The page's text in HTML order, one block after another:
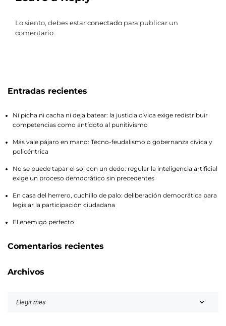
Lo siento, debes estar conectado para publicar un
comentario.
Entradas recientes
Ni picha ni cacha ni deja batear: la justicia cívica exige redistribuir
competencias como antídoto al punitivismo
Más vale pájaro en mano: Tecno-feudalismo o gobernanza cívica y
policéntrica
No se puede tapar el sol con un dedo: regular la inteligencia artificial
exige un proceso democrático sin precedentes
En casa del herrero, cuchillo de palo: deliberación democrática para
legislar la participación ciudadana
El enemigo perfecto
Comentarios recientes
Archivos